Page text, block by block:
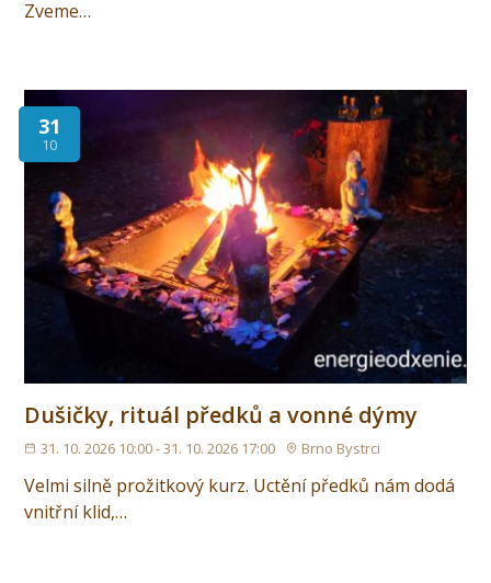
Zveme…
31
10
Dušičky, rituál předků a vonné dýmy
31. 10. 2026 10:00 - 31. 10. 2026 17:00 Brno Bystrci
Velmi silně prožitkový kurz. Uctění předků nám dodá
vnitřní klid,…